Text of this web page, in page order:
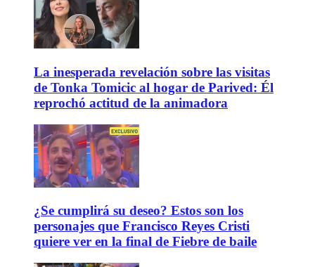
La inesperada revelación sobre las visitas
de Tonka Tomicic al hogar de Parived: Él
reprochó actitud de la animadora
¿Se cumplirá su deseo? Estos son los
personajes que Francisco Reyes Cristi
quiere ver en la final de Fiebre de baile